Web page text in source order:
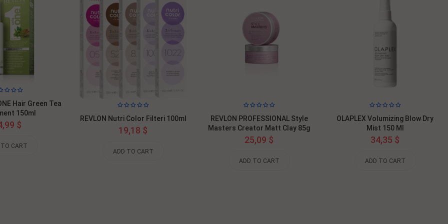
Hair Green Tea
150ml
$
CART
REVLON Nutri Color Filteri 100ml
19,18 $
ADD TO CART
REVLON PROFESSIONAL Style
Masters Creator Matt Clay 85g
25,09 $
ADD TO CART
OLAPLEX Volumizing Blow Dry
Mist 150 Ml
34,35 $
ADD TO CART